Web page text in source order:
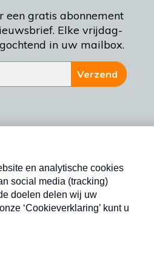
een gratis abonnement
Elke vrijdag-
in uw mailbox.
Verzend
op onze